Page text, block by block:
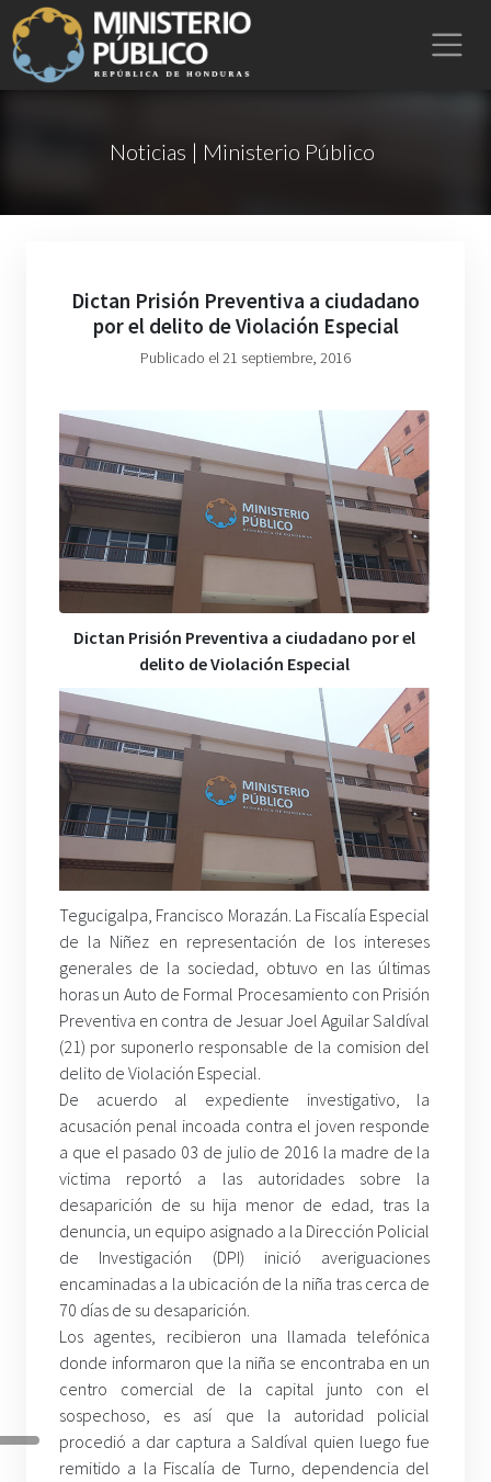
Noticias | Ministerio Público
Dictan Prisión Preventiva a ciudadano
por el delito de Violación Especial
Publicado el 21 septiembre, 2016
Dictan Prisión Preventiva a ciudadano por el
delito de Violación Especial
Tegucigalpa, Francisco Morazán. La Fiscalía Especial
de la Niñez en representación de los intereses
generales de la sociedad, obtuvo en las últimas
horas un Auto de Formal Procesamiento con Prisión
Preventiva en contra de Jesuar Joel Aguilar Saldíval
(21) por suponerlo responsable de la comision del
delito de Violación Especial.
De acuerdo al expediente investigativo, la
acusación penal incoada contra el joven responde
a que el pasado 03 de julio de 2016 la madre de la
victima reportó a las autoridades sobre la
desaparición de su hija menor de edad, tras la
denuncia, un equipo asignado a la Dirección Policial
de Investigación (DPI) inició averiguaciones
encaminadas a la ubicación de la niña tras cerca de
70 días de su desaparición.
Los agentes, recibieron una llamada telefónica
donde informaron que la niña se encontraba en un
centro comercial de la capital junto con el
sospechoso, es así que la autoridad policial
procedió a dar captura a Saldíval quien luego fue
remitido a la Fiscalía de Turno, dependencia del